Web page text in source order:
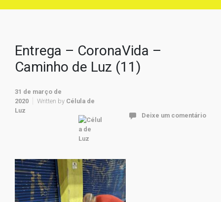
Entrega – CoronaVida –
Caminho de Luz (11)
31 de março de
2020
Written by Célula de
Luz
Deixe um comentário